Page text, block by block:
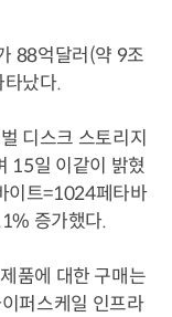
88억달러(약 9조
났다.
디스크 스토리지
15일 이같이 밝혔
이트=1024페타바
증가했다.
품에 대한 구매는
퍼스케일 인프라